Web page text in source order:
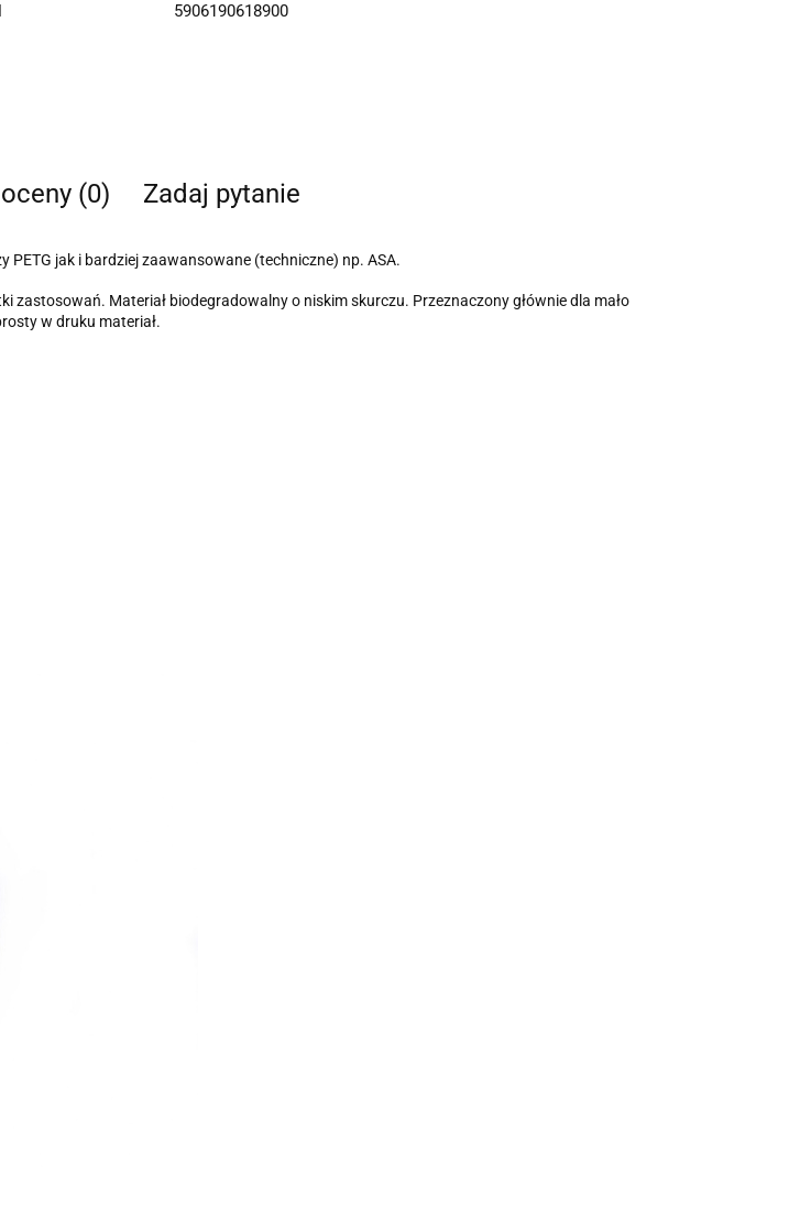
5906190618900
(0) Zadaj pytanie
PETG jak i bardziej zaawansowane (techniczne) np. ASA.
zastosowań. Materiał biodegradowalny o niskim skurczu. Przeznaczony głównie dla mało
w druku materiał.